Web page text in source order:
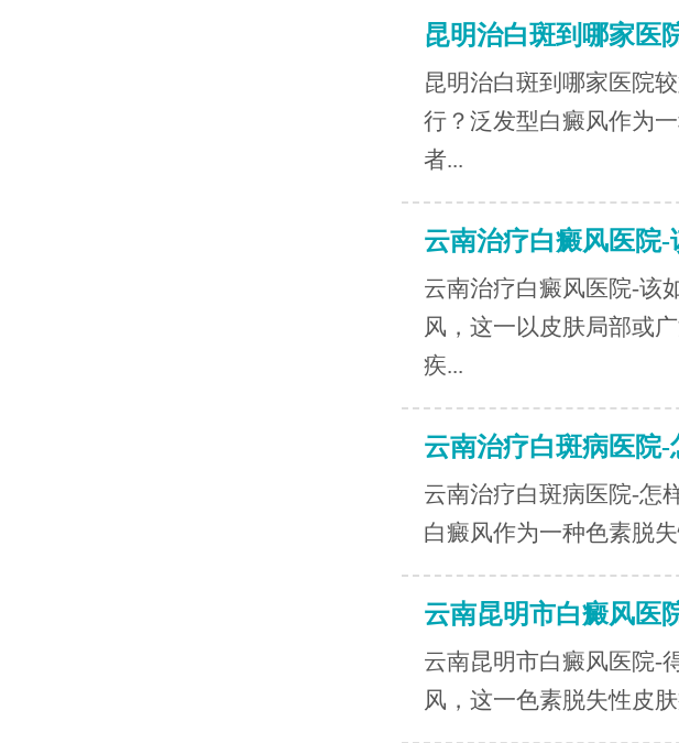
昆明治白斑到哪家医
昆明治白斑到哪家医院
行？泛发型白癜风作为
者...
云南治疗白癜风医院
云南治疗白癜风医院-该
风，这一以皮肤局部或
疾...
云南治疗白斑病医院
云南治疗白斑病医院-怎
白癜风作为一种色素脱
云南昆明市白癜风医
云南昆明市白癜风医院-
风，这一色素脱失性皮